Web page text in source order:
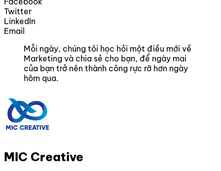
Twitter
LinkedIn
Email
Mỗi ngày, chúng tôi học hỏi một điều mới về
Marketing và chia sẻ cho bạn, để ngày mai
của bạn trở nên thành công rực rỡ hơn ngày
hôm qua.
MIC Creative